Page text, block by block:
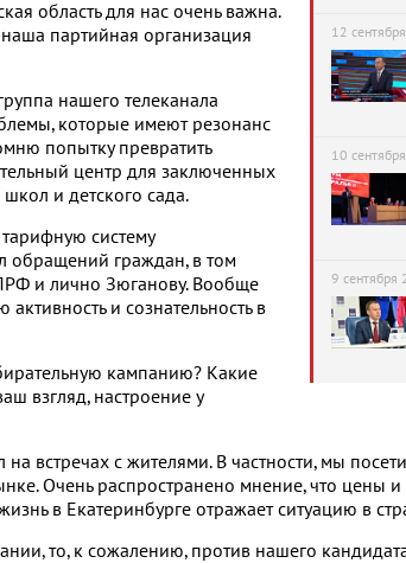
12
10
9 сентября
область для нас очень важна.
партийная организация
нашего телеканала
которые имеют резонанс
попытку превратить
центр для заключенных
и детского сада.
систему
обращений граждан, в том
и лично Зюганову. Вообще
и сознательность в
кампанию? Какие
взгляд, настроение у
на встречах с жителями. В частности, мы
Очень распространено мнение, что цены
в Екатеринбурге отражает ситуацию в
то, к сожалению, против нашего